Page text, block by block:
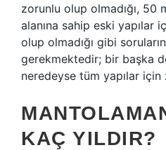
zorunlu olup olmadığı, 50
alanına sahip eski yapılar
olup olmadığı gibi
gerekmektedir; bir başka
neredeyse tüm yapılar için
KAÇ YILDIR?